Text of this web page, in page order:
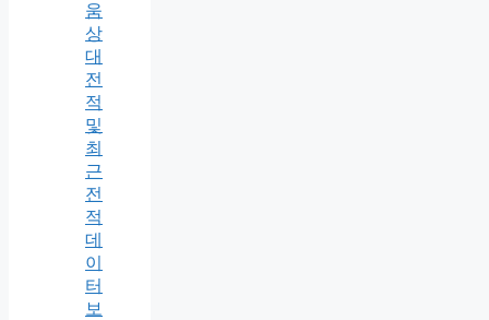
움
상
대
전
적
및
최
근
전
적
데
이
터
보